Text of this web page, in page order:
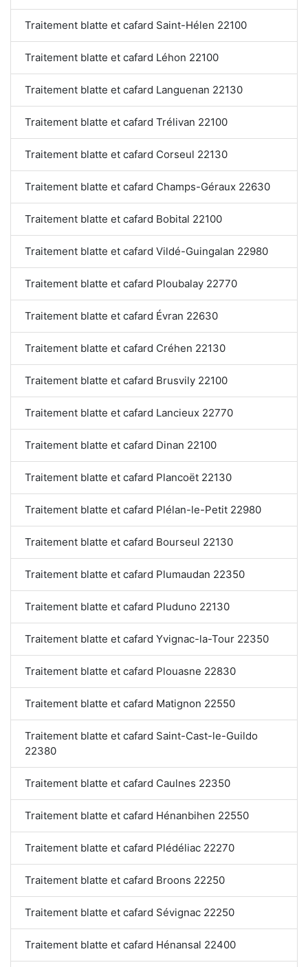
Traitement blatte et cafard Saint-Hélen 22100
Traitement blatte et cafard Léhon 22100
Traitement blatte et cafard Languenan 22130
Traitement blatte et cafard Trélivan 22100
Traitement blatte et cafard Corseul 22130
Traitement blatte et cafard Champs-Géraux 22630
Traitement blatte et cafard Bobital 22100
Traitement blatte et cafard Vildé-Guingalan 22980
Traitement blatte et cafard Ploubalay 22770
Traitement blatte et cafard Évran 22630
Traitement blatte et cafard Créhen 22130
Traitement blatte et cafard Brusvily 22100
Traitement blatte et cafard Lancieux 22770
Traitement blatte et cafard Dinan 22100
Traitement blatte et cafard Plancoët 22130
Traitement blatte et cafard Plélan-le-Petit 22980
Traitement blatte et cafard Bourseul 22130
Traitement blatte et cafard Plumaudan 22350
Traitement blatte et cafard Pluduno 22130
Traitement blatte et cafard Yvignac-la-Tour 22350
Traitement blatte et cafard Plouasne 22830
Traitement blatte et cafard Matignon 22550
Traitement blatte et cafard Saint-Cast-le-Guildo
22380
Traitement blatte et cafard Caulnes 22350
Traitement blatte et cafard Hénanbihen 22550
Traitement blatte et cafard Plédéliac 22270
Traitement blatte et cafard Broons 22250
Traitement blatte et cafard Sévignac 22250
Traitement blatte et cafard Hénansal 22400